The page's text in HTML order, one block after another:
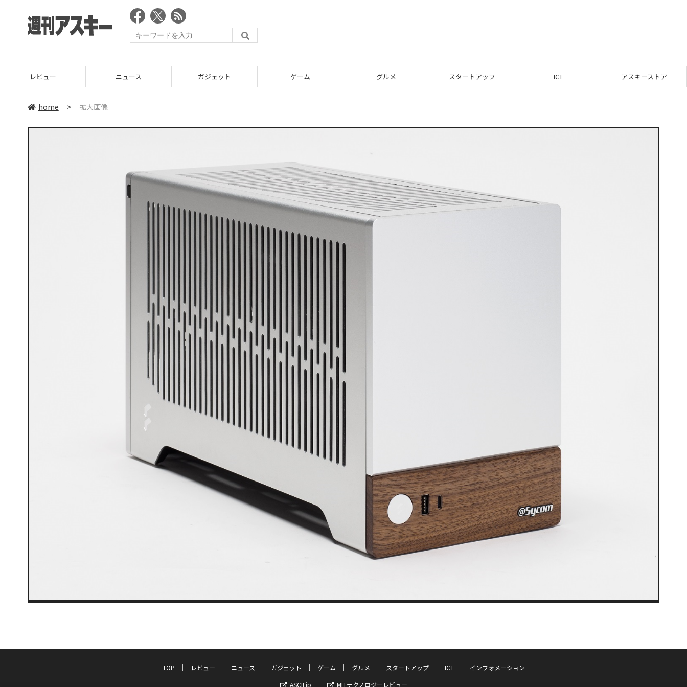
レビュー ニュース ガジェット ゲーム グルメ スタートアップ ICT アスキーストア
home > 拡大画像
TOP レビュー ニュース ガジェット ゲーム グルメ スタートアップ ICT
インフォメーション
ASCII.jp
MITテクノロジーレビュー